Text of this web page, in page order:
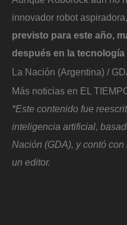
innovador robot aspiradora,
previsto para este año,
después en la
La Nación (Argentina) /
Más noticias en EL
*Este contenido fue
inteligencia artificial,
Nación (GDA), y contó
un editor.